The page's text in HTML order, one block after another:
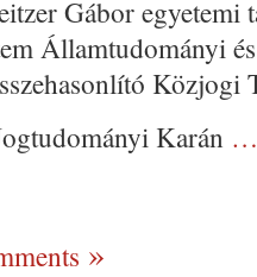
Gábor egyetemi
Államtudományi
Közjogi
Karán …